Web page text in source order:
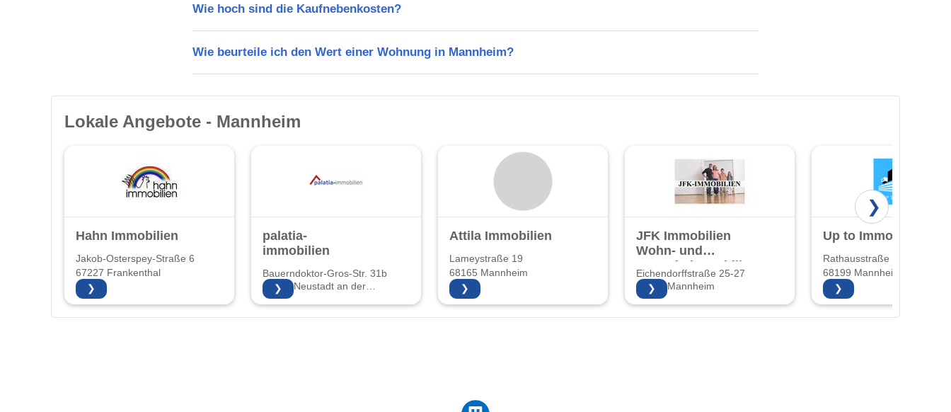
Wie hoch sind die Kaufnebenkosten?
Wie beurteile ich den Wert einer Wohnung in Mannheim?
Lokale Angebote - Mannheim
Hahn Immobilien
Jakob-Osterspey-Straße 6
67227 Frankenthal
❯
palatia-
immobilien
Bauerndoktor-Gros-Str. 31b
67435 Neustadt an der
Weinstraße
❯
Attila Immobilien
Lameystraße 19
68165 Mannheim
❯
JFK Immobilien
Wohn- und
Gewerbeimmobilien
und
Hausverwaltung
Eichendorffstraße 25-27
68167 Mannheim
❯
Up to Immobilien
Rathausstraße 22
68199 Mannheim
❯
❯